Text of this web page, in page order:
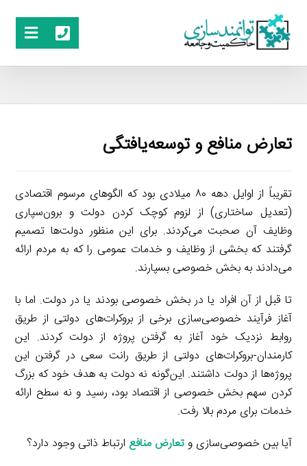
تعارض منافع و توسعه‌یافتگی
تقریباً از اوایل دهه ۸۰ میلادی بود که الگوهای مرسوم اقتصادی
(تعدیل ساختاری) از لزوم کوچک کردن دولت و برون‌سپاری
وظایف آن صحبت می‌کردند. برای این منظور دولت‌ها تصمیم
گرفتند که بخشی از وظایف و خدمات عمومی را که به مردم ارائه
می‌دادند به بخش خصوصی بسپارند.
تا قبل از آن افراد یا در بخش خصوصی بودند یا در دولت. اما با
آغاز فرآیند خصوصی‌سازی برخی از بروکرات‌های دولتی از طریق
روابط نزدیک خود آغاز به گرفتن پروژه از دولت کردند. این
کارمندان-بروکرات‌های دولتی از طریق رانت سعی در گرفتن این
پروژه‌ها از دولت داشتند. این‌گونه نه دولت به هدف خود که بزرگ
کردن سهم بخش خصوصی از اقتصاد بود، رسید و نه سطح ارائه
خدمات برای مردم بالا رفت.
آیا بین خصوصی‌سازی و تعارض منافع ارتباط ذاتی وجود دارد؟